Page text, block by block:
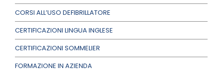
CORSI ALL’USO DEFIBRILLATORE
CERTIFICAZIONI LINGUA INGLESE
CERTIFICAZIONI SOMMELIER
FORMAZIONE IN AZIENDA